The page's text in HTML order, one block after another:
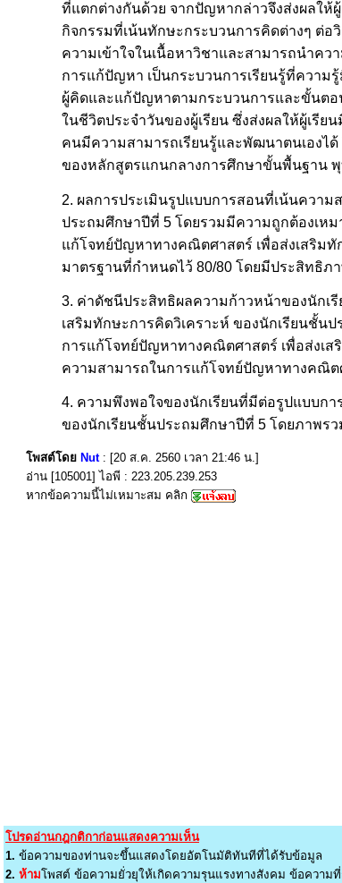
ที่แตกต่างกันด้วย จากปัญหากล่าวจึงส่งผลให้
กิจกรรมที่เน้นทักษะกระบวนการคิดต่างๆ ต่อ
ความเข้าใจในเนื้อหาวิชาและสามารถนำค
การแก้ปัญหา เป็นกระบวนการเรียนรู้ที่ความรู้
ผู้คิดและแก้ปัญหาตามกระบวนการและขั้นต
ในชีวิตประจำวันของผู้เรียน ซึ่งส่งผลให้ผู้เ
คนมีความสามารถเรียนรู้และพัฒนาตนเองได้
ของหลักสูตรแกนกลางการศึกษาขั้นพื้นฐาน
2. ผลการประเมินรูปแบบการสอนที่เน้นควา
ประถมศึกษาปีที่ 5 โดยรวมมีความถูกต้องเห
แก้โจทย์ปัญหาทางคณิตศาสตร์ เพื่อส่งเสริม
มาตรฐานที่กำหนดไว้ 80/80 โดยมีประสิทธิภา
3. ค่าดัชนีประสิทธิผลความก้าวหน้าของนักเ
เสริมทักษะการคิดวิเคราะห์ ของนักเรียนชั้น
การแก้โจทย์ปัญหาทางคณิตศาสตร์ เพื่อส่งเ
ความสามารถในการแก้โจทย์ปัญหาทางคณิ
4. ความพึงพอใจของนักเรียนที่มีต่อรูปแบบก
ของนักเรียนชั้นประถมศึกษาปีที่ 5 โดยภาพรว
โพสต์โดย Nut : [20 ส.ค. 2560 เวลา 21:46 น.]
อ่าน [105001] ไอพี : 223.205.239.253
หากข้อความนี้ไม่เหมาะสม คลิก
โปรดอ่านกฎกติกาก่อนแสดงความเห็น
1. ข้อความของท่านจะขึ้นแสดงโดยอัตโนมัติทันทีที่ได้รับข้อมูล
2. ห้ามโพสต์ ข้อความยั่วยุให้เกิดความรุนแรงทางสังคม ข้อความ